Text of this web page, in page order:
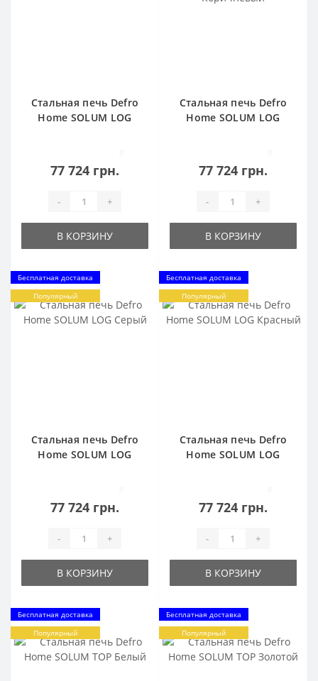
Стальная печь Defro
Home SOLUM LOG
77 724 грн.
- +
В КОРЗИНУ
Стальная печь Defro
Home SOLUM LOG
77 724 грн.
- +
В КОРЗИНУ
Бесплатная доставка
Популярный
Стальная печь Defro
Home SOLUM LOG
77 724 грн.
- +
В КОРЗИНУ
Бесплатная доставка
Популярный
Стальная печь Defro
Home SOLUM LOG
77 724 грн.
- +
В КОРЗИНУ
Бесплатная доставка
Популярный
Бесплатная доставка
Популярный